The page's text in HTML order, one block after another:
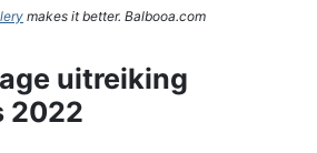
makes it better. Balbooa.com
uitreiking
2022